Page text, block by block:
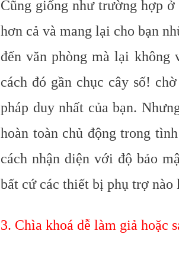
Cũng giống như trường hợp
hơn cả và mang lại cho bạn
đến văn phòng mà lại không
cách đó gần chục cây số!
pháp duy nhất của bạn.
hoàn toàn chủ động trong
cách nhận diện với độ bảo
bất cứ các thiết bị phụ trợ nào
3. Chìa khoá dễ làm giả hoặc